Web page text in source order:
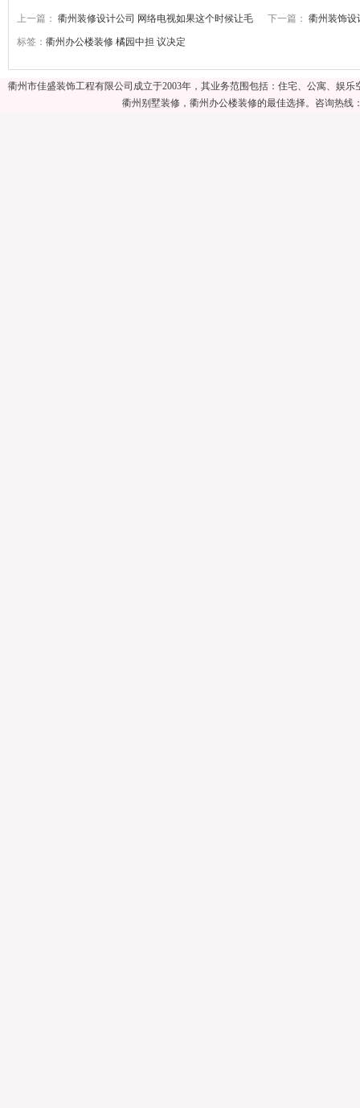
上一篇： 衢州装修设计公司 网络电视如果这个时候让毛 下一篇： 衢州装饰设
标签： 衢州办公楼装修 橘园中担 议决定
衢州市佳盛装饰工程有限公司成立于2003年，其业务范围包括：住宅、公寓、娱
衢州别墅装修，衢州办公楼装修的最佳选择。咨询热线